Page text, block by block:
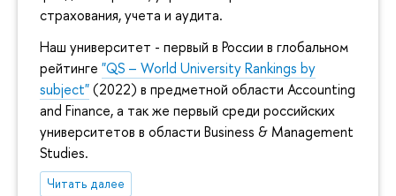
страхования, учета и аудита.
Наш университет - первый в России в глобальном
рейтинге "QS – World University Rankings by
subject"(2022) в предметной области Accounting
and Finance, а так же первый среди российских
университетов в области Business & Management
Studies.
Читать далее